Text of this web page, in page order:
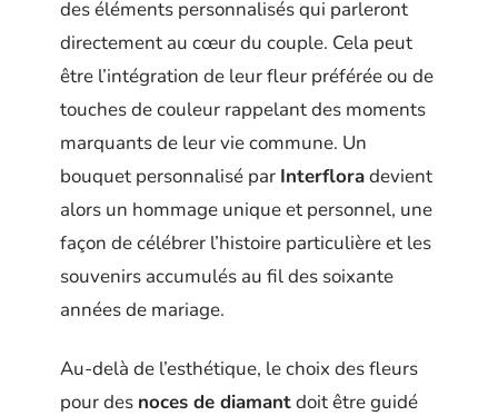
des éléments personnalisés qui parleront
directement au cœur du couple. Cela peut
être l’intégration de leur fleur préférée ou de
touches de couleur rappelant des moments
marquants de leur vie commune. Un
bouquet personnalisé par Interfloradevient
alors un hommage unique et personnel, une
façon de célébrer l’histoire particulière et les
souvenirs accumulés au fil des soixante
années de mariage.
Au-delà de l’esthétique, le choix des fleurs
pour des noces de diamantdoit être guidé